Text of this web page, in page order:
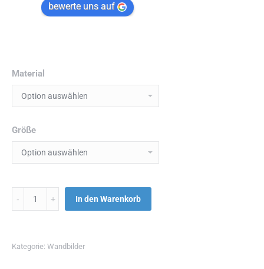
bewerte uns auf
Material
Größe
Menge In den Warenkorb
Kategorie: Wandbilder